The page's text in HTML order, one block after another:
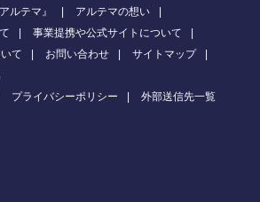
ルテマ』
アルテマの想い
事業提携や公式サイトについて
て お問い合わせ
サイトマップ
プライバシーポリシー 外部送信先一覧